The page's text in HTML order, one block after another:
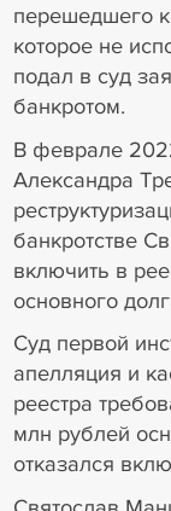
перешедшего
которое не
подал в суд
банкротом.
В феврале
Александра
банкротстве
включить в
основного
Суд первой
апелляция и
реестра
млн рублей
отказался